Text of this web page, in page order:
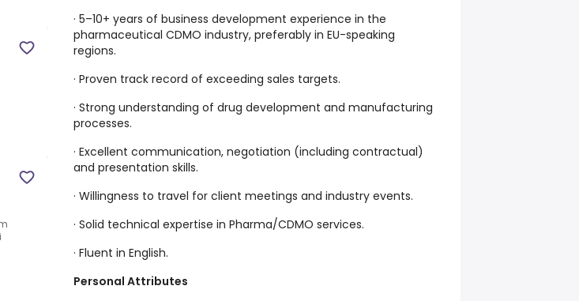
· 5–10+ years of business development experience in the
pharmaceutical CDMO industry, preferably in EU-speaking
regions.
· Proven track record of exceeding sales targets.
· Strong understanding of drug development and manufacturing
processes.
· Excellent communication, negotiation (including contractual)
and presentation skills.
· Willingness to travel for client meetings and industry events.
· Solid technical expertise in Pharma/CDMO services.
· Fluent in English.
Personal Attributes